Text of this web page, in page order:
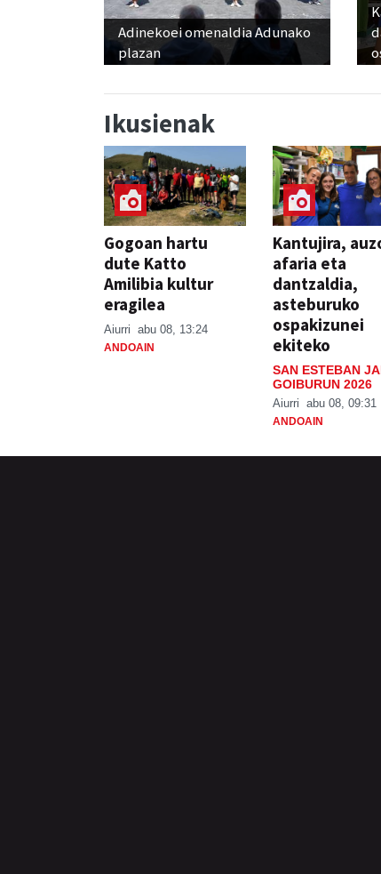
Adinekoei omenaldia Adunako
plazan
Ikusienak
Gogoan hartu
dute Katto
Amilibia kultur
eragilea
Aiurri abu 08, 13:24
ANDOAIN
Kantujira,
afaria eta
dantzaldia,
asteburuko
ospakizunei
ekiteko
SAN ESTEBAN
GOIBURUN 2026
Aiurri abu 08, 09:31
ANDOAIN